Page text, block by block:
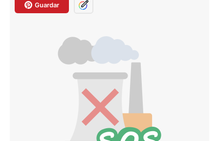
Guardar